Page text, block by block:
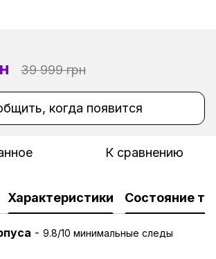
39 999 грн
когда появится
К сравнению
Характеристики Состояние
- 9.8/10 минимальные следы